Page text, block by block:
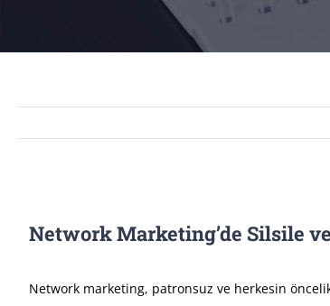
Network Marketing’de Silsile
Network marketing, patronsuz ve herkesin